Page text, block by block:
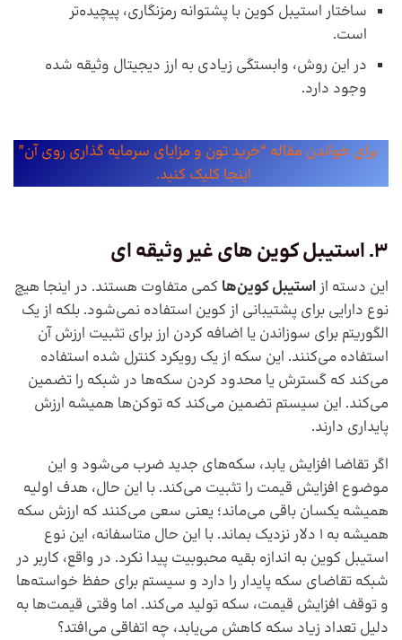
ساختار استیبل کوین با پشتوانه رمزنگاری، پیچیده‌تر
است.
در این روش، وابستگی زیادی به ارز دیجیتال وثیقه شده
وجود دارد.
برای خواندن مقاله “خرید تون و مزایای سرمایه گذاری روی آن”
اینجا کلیک کنید.
3. استیبل کوین های غیر وثیقه ای
این دسته از استیبل کوین‌ها کمی متفاوت هستند. در اینجا هیچ
نوع دارایی برای پشتیبانی از کوین استفاده نمی‌شود. بلکه از یک
الگوریتم برای سوزاندن یا اضافه کردن ارز برای تثبیت ارزش آن
استفاده می‌کنند. این سکه از یک رویکرد کنترل شده استفاده
می‌کند که گسترش یا محدود کردن سکه‌ها در شبکه را تضمین
می‌کند. این سیستم تضمین می‌کند که توکن‌ها همیشه ارزش
پایداری دارند.
اگر تقاضا افزایش یابد، سکه‌های جدید ضرب می‌شود و این
موضوع افزایش قیمت را تثبیت می‌کند. با این حال، هدف اولیه
همیشه یکسان باقی می‌ماند؛ یعنی سعی می‌کنند که ارزش سکه
همیشه به 1 دلار نزدیک بماند. با این حال متاسفانه، این نوع
استیبل کوین به اندازه بقیه محبوبیت پیدا نکرد. در واقع، کاربر در
شبکه تقاضای سکه پایدار را دارد و سیستم برای حفظ خواسته‌ها
و توقف افزایش قیمت، سکه تولید می‌کند. اما وقتی قیمت‌ها به
دلیل تعداد زیاد سکه کاهش می‌یابد، چه اتفاقی می‌افتد؟